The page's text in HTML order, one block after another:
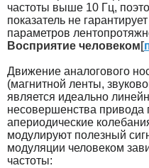
частоты выше 10 Гц,
показатель не
параметров
Восприятие человеком [
Движение аналогового
(магнитной ленты,
является идеально
несовершенства привода
апериодические
модулируют полезный
модуляции человеком
частоты: